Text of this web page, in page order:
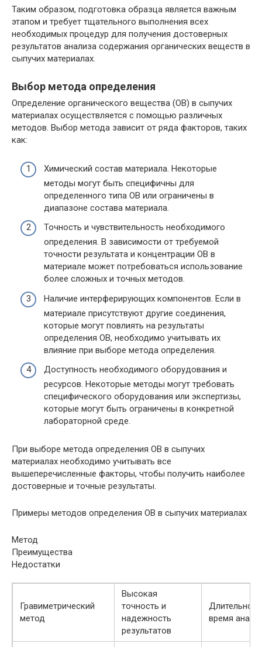
Таким образом, подготовка образца является важным
этапом и требует тщательного выполнения всех
необходимых процедур для получения достоверных
результатов анализа содержания органических веществ в
сыпучих материалах.
Выбор метода определения
Определение органического вещества (ОВ) в сыпучих
материалах осуществляется с помощью различных
методов. Выбор метода зависит от ряда факторов, таких
как:
Химический состав материала. Некоторые
методы могут быть специфичны для
определенного типа ОВ или ограничены в
диапазоне состава материала.
Точность и чувствительность необходимого
определения. В зависимости от требуемой
точности результата и концентрации ОВ в
материале может потребоваться использование
более сложных и точных методов.
Наличие интерферирующих компонентов. Если в
материале присутствуют другие соединения,
которые могут повлиять на результаты
определения ОВ, необходимо учитывать их
влияние при выборе метода определения.
Доступность необходимого оборудования и
ресурсов. Некоторые методы могут требовать
специфического оборудования или экспертизы,
которые могут быть ограничены в конкретной
лабораторной среде.
При выборе метода определения ОВ в сыпучих
материалах необходимо учитывать все
вышеперечисленные факторы, чтобы получить наиболее
достоверные и точные результаты.
Примеры методов определения ОВ в сыпучих материалах
Метод
Преимущества
Недостатки
Гравиметрический
метод
Высокая
точность и
надежность
результатов
Длительное
время